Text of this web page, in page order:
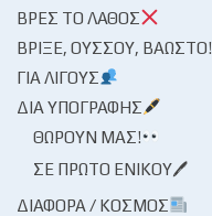
ΒΡΕΣ ΤΟ ΛΆΘΟΣ
ΒΡΊΞΕ, ΟΎΣΣΟΥ, ΒΆΩΣΤΟ!
ΓΙΑ ΛΊΓΟΥΣ
ΔΙΑ ΥΠΟΓΡΑΦΉΣ
ΘΩΡΟΎΝ ΜΑΣ!
ΣΕ ΠΡΏΤΟ ΕΝΙΚΟΎ🖊
ΔΙΆΦΟΡΑ / ΚΌΣΜΟΣ